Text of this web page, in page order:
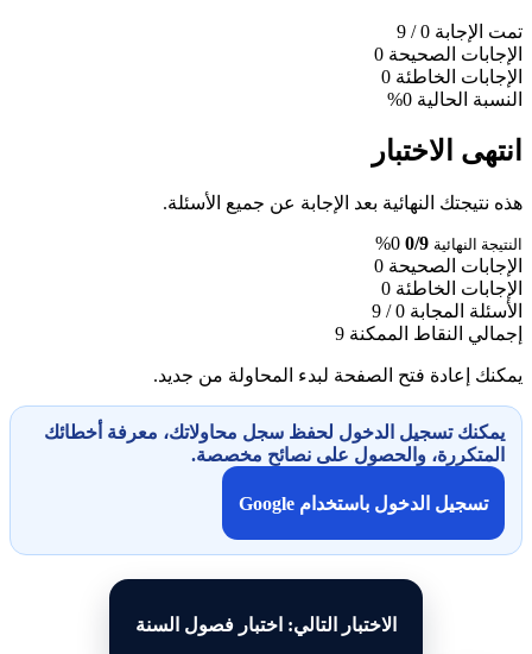
تمت الإجابة 0
/ 9
الإجابات الصحيحة 0
الإجابات الخاطئة 0
النسبة الحالية 0%
انتهى الاختبار
هذه نتيجتك النهائية بعد الإجابة عن جميع الأسئلة.
النتيجة النهائية 0/9
0%
الإجابات الصحيحة 0
الإجابات الخاطئة 0
الأسئلة المجابة 0 / 9
إجمالي النقاط الممكنة 9
يمكنك إعادة فتح الصفحة لبدء المحاولة من جديد.
يمكنك تسجيل الدخول لحفظ سجل محاولاتك، معرفة أخطائك
المتكررة، والحصول على نصائح مخصصة.
تسجيل الدخول باستخدام Google
الاختبار التالي: اختبار فصول السنة